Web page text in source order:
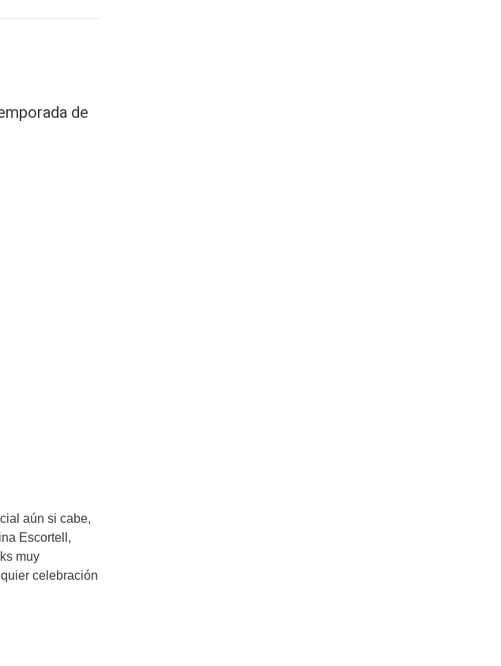
de
aún si cabe,
Escortell,
muy
celebración